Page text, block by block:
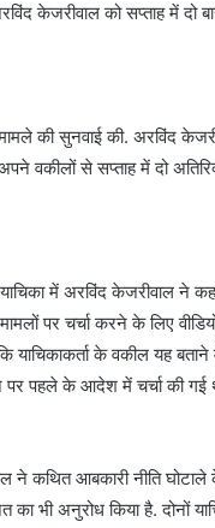
केजरीवाल को सप्ताह में
मामले की सुनवाई की.
वकीलों से सप्ताह में दो
में अरविंद केजरीवाल ने
पर चर्चा करने के लिए
के वकील यह
पहले के आदेश में चर्चा की गई
आबकारी नीति घोटाले के
का भी अनुरोध किया है. दोनों